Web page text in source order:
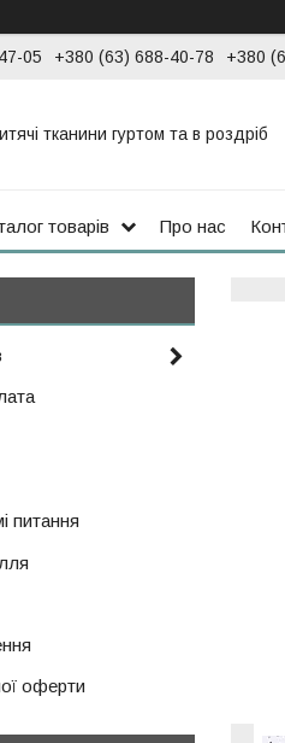
05 +380 (63) 688-40-78 +380
тканини гуртом та в роздріб
товарів Про нас
питання
оферти